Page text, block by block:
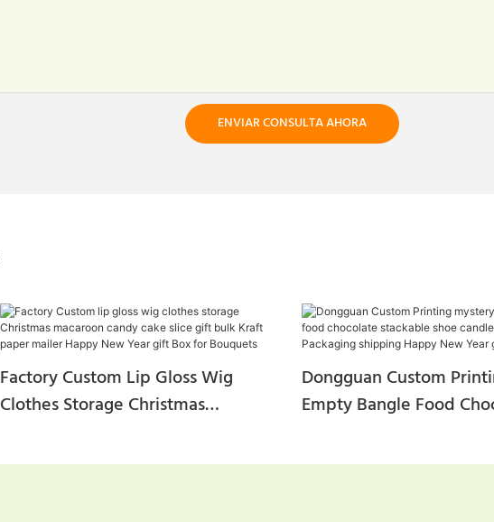
ENVIAR CONSULTA AHORA
Factory Custom Lip Gloss Wig
Clothes Storage Christmas
Bulk Kraft Paper Mailer Happy New
Dongguan Custom
Empty Bangle Food
Corrugated Packaging